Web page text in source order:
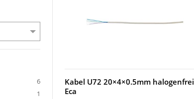
6
1
Kabel U72 20×4×0.5mm halogenfrei
Eca